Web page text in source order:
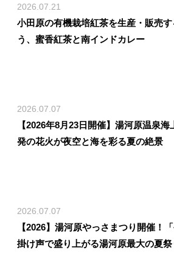
2026.07.21
小田原の有機栽培紅茶を生産・販売
う、蜜香紅茶と南インドカレー
2026.07.07
【2026年8月23日開催】湯河原温泉
発の花火が夜空と海を彩る夏の絶景
2026.07.07
【2026】湯河原やっさまつり開催！
掛け声で盛り上がる湯河原最大の夏祭